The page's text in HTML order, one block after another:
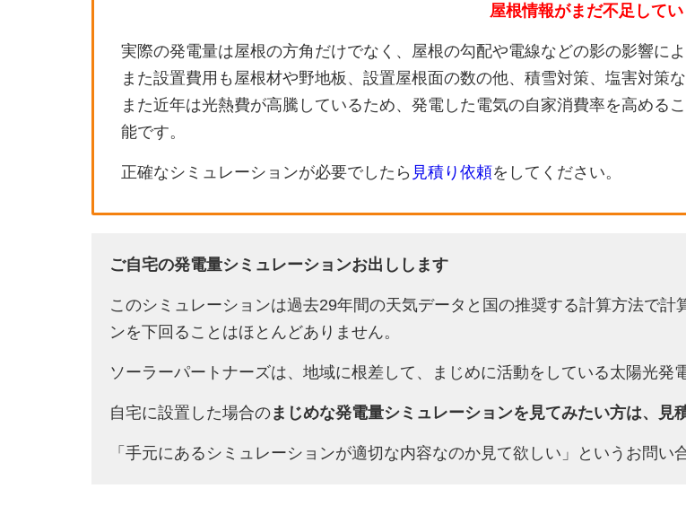
屋根情報がまだ不足して
実際の発電量は屋根の方角だけでなく、屋根の勾配や電線などの影の影響によ
また設置費用も屋根材や野地板、設置屋根面の数の他、積雪対策、塩害対策
また近年は光熱費が高騰しているため、発電した電気の自家消費率を高める
能です。
正確なシミュレーションが必要でしたら 見積り依頼をしてください。
ご自宅の発電量シミュレーションお出しします
このシミュレーションは過去29年間の天気データと国の推奨する計算方法で
ンを下回ることはほとんどありません。
ソーラーパートナーズは、地域に根差して、まじめに活動をしている太陽光発
自宅に設置した場合のまじめな発電量シミュレーションを見てみたい方は、見
「手元にあるシミュレーションが適切な内容なのか見て欲しい」というお問い